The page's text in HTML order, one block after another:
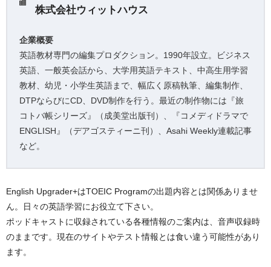
株式会社ウィットハウス
企業概要
英語教材専門の編集プロダクション。1990年設立。ビジネス
英語、一般英会話から、大学用英語テキスト、中高生用学習
教材、幼児・小学生英語まで、幅広く原稿執筆、編集制作、
DTPならびにCD、DVD制作を行う。最近の制作物には『旅
コトバ帳シリーズ』（成美堂出版刊）、『コメディドラマで
ENGLISH』（デアゴスティーニ刊）、Asahi Weekly連載記事
など。
English Upgrader+はTOEIC Programの出題内容とは関係ありませ
ん。日々の英語学習にお役立て下さい。
ポッドキャストに収録されている各種情報のご案内は、音声収録時
のままです。現在のサイトやテスト情報とは食い違う可能性があり
ます。